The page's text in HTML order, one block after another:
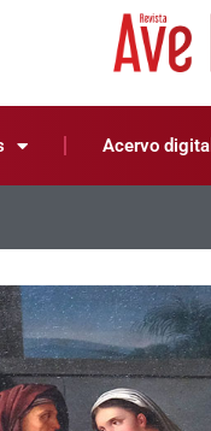
Acervo digital